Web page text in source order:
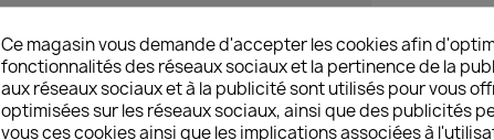
Après
nuit avec
31
Bavarois,
Bertrand,
Ce magasin vous demande d'accepter les cookies afin
fonctionnalités des réseaux sociaux et la pertinence de la
aux réseaux sociaux et à la publicité sont utilisés pour vous
optimisées sur les réseaux sociaux, ainsi que des publicités
vous ces cookies ainsi que les implications associées à